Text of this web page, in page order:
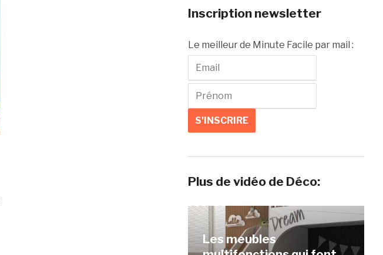
Inscription newsletter
Le meilleur de Minute Facile par mail :
Plus de vidéo de Déco:
Les meubles